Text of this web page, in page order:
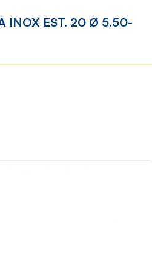
Mondo Cropelli
Chi Siamo
INOX EST. 20 Ø 5.50-